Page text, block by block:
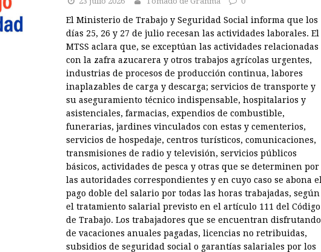
El Ministerio de Trabajo y Seguridad Social informa que los
días 25, 26 y 27 de julio recesan las actividades laborales. El
MTSS aclara que, se exceptúan las actividades relacionadas
con la zafra azucarera y otros trabajos agrícolas urgentes,
industrias de procesos de producción continua, labores
inaplazables de carga y descarga; servicios de transporte y
su aseguramiento técnico indispensable, hospitalarios y
asistenciales, farmacias, expendios de combustible,
funerarias, jardines vinculados con estas y cementerios,
servicios de hospedaje, centros turísticos, comunicaciones,
transmisiones de radio y televisión, servicios públicos
básicos, actividades de pesca y otras que se determinen por
las autoridades correspondientes y en cuyo caso se abona el
pago doble del salario por todas las horas trabajadas, según
el tratamiento salarial previsto en el artículo 111 del Código
de Trabajo. Los trabajadores que se encuentran disfrutando
de vacaciones anuales pagadas, licencias no retribuidas,
subsidios de seguridad social o garantías salariales por los